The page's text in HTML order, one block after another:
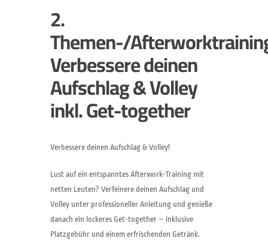
2.
Themen-/
Verbessere deinen
Aufschlag & Volley
inkl. Get-together
Verbessere deinen Aufschlag & Volley!
Lust auf ein entspanntes Afterwork-Training mit
netten Leuten? Verfeinere deinen Aufschlag und
Volley unter professioneller Anleitung und genieße
danach ein lockeres Get-together – inklusive
Platzgebühr und einem erfrischenden Getränk.